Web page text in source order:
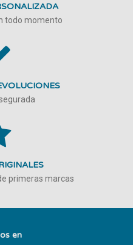
todo momento
primeras marcas
en